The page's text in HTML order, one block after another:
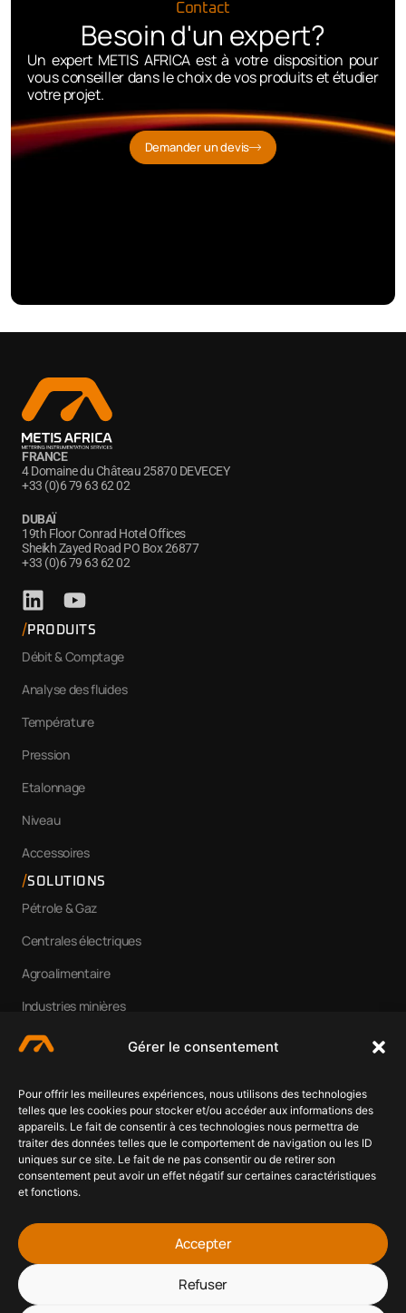
Gérer le consentement
Pour offrir les meilleures expériences, nous utilisons des technologies
telles que les cookies pour stocker et/ou accéder aux informations des
appareils. Le fait de consentir à ces technologies nous permettra de
traiter des données telles que le comportement de navigation ou les ID
uniques sur ce site. Le fait de ne pas consentir ou de retirer son
consentement peut avoir un effet négatif sur certaines caractéristiques
et fonctions.
Accepter
Refuser
Contact
Besoin d'un expert?
Un expert METIS AFRICA est à votre disposition pour
vous conseiller dans le choix de vos produits et étudier
votre projet.
Demander un devis
FRANCE
4 Domaine du Château 25870 DEVECEY
+33 (0)6 79 63 62 02
DUBAÏ
19th Floor Conrad Hotel Offices
Sheikh Zayed Road PO Box 26877
+33 (0)6 79 63 62 02
PRODUITS
Débit & Comptage
Analyse des fluides
Température
Pression
Etalonnage
Niveau
Accessoires
SOLUTIONS
Pétrole & Gaz
Centrales électriques
Agroalimentaire
Industries minières
Cimenteries
Qui sommes-nous ?
Nos services
Nous contacter
Mentions légales
Gestion des cookies
Nous contacter